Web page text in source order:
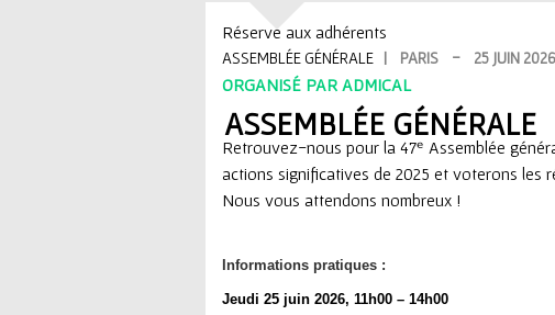
Réservé aux adhérents
ASSEMBLÉE GÉNÉRALE | PARIS - 25 JUIN 2026
ORGANISÉ PAR ADMICAL
ASSEMBLÉE GÉNÉRALE
Retrouvez-nous pour la 47ᵉ Assemblée
actions significatives de 2025 et voterons les
Nous vous attendons nombreux !
Informations pratiques :
Jeudi 25 juin 2026, 11h00 – 14h00